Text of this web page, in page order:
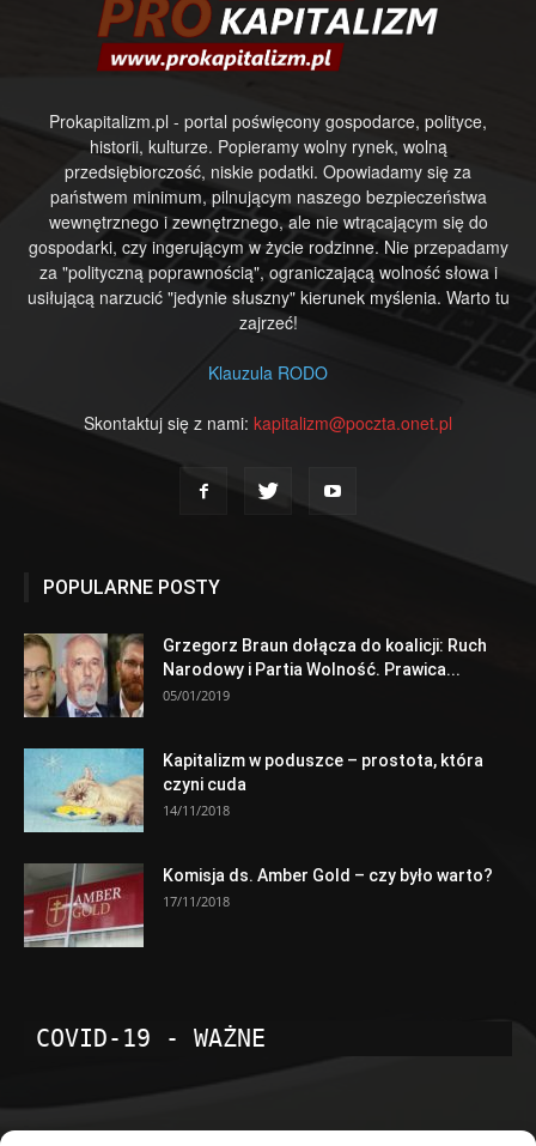
Prokapitalizm.pl - portal poświęcony gospodarce, polityce,
historii, kulturze. Popieramy wolny rynek, wolną
przedsiębiorczość, niskie podatki. Opowiadamy się za
państwem minimum, pilnującym naszego bezpieczeństwa
wewnętrznego i zewnętrznego, ale nie wtrącającym się do
gospodarki, czy ingerującym w życie rodzinne. Nie przepadamy
za "polityczną poprawnością", ograniczającą wolność słowa i
usiłującą narzucić "jedynie słuszny" kierunek myślenia. Warto tu
zajrzeć!
Klauzula RODO
Skontaktuj się z nami: kapitalizm@poczta.onet.pl
POPULARNE POSTY
Grzegorz Braun dołącza do koalicji: Ruch
Narodowy i Partia Wolność. Prawica...
05/01/2019
Kapitalizm w poduszce – prostota, która
czyni cuda
14/11/2018
Komisja ds. Amber Gold – czy było warto?
17/11/2018
COVID-19 - WAŻNE